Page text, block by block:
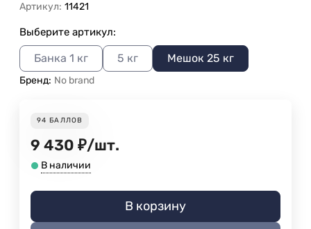
Артикул: 11421
Выберите артикул:
Банка 1 кг 5 кг Мешок 25 кг
Бренд: No brand
94 БАЛЛОВ
9 430 ₽/шт.
В наличии
В корзину